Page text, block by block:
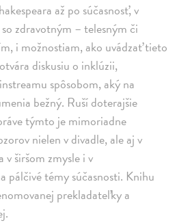
až po súčasnosť, v
zdravotným – telesným či
i možnostiam, ako uvádzať tieto
diskusiu o inklúzii,
spôsobom, aký na
bežný. Ruší doterajšie
týmto je mimoriadne
nielen v divadle, ale aj v
širšom zmysle i v
pálčivé témy súčasnosti. Knihu
prekladateľky a